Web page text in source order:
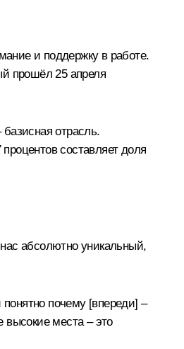
и поддержку в работе.
прошёл 25 апреля
отрасль.
составляет доля
нас абсолютно уникальный,
почему [впереди] –
высокие места – это